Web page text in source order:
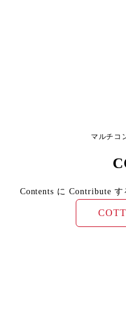
マルチコ
Contents に Contribute